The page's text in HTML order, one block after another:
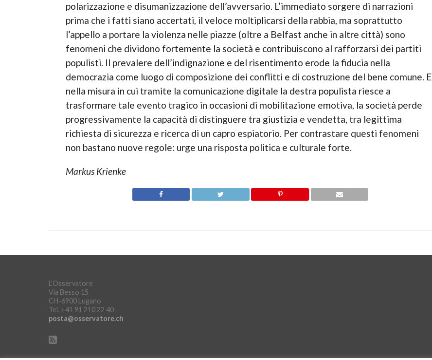
polarizzazione e disumanizzazione dell’avversario. L’immediato sorgere di narrazioni
prima che i fatti siano accertati, il veloce moltiplicarsi della rabbia, ma soprattutto
l’appello a portare la violenza nelle piazze (oltre a Belfast anche in altre città) sono
fenomeni che dividono fortemente la società e contribuiscono al rafforzarsi dei partiti
populisti. Il prevalere dell’indignazione e del risentimento erode la fiducia nella
democrazia come luogo di composizione dei conflitti e di costruzione del bene comune. E
nella misura in cui tramite la comunicazione digitale la destra populista riesce a
trasformare tale evento tragico in occasioni di mobilitazione emotiva, la società perde
progressivamente la capacità di distinguere tra giustizia e vendetta, tra legittima
richiesta di sicurezza e ricerca di un capro espiatorio. Per contrastare questi fenomeni
non bastano nuove regole: urge una risposta politica e culturale forte.
Markus Krienke
L'Osservatore
Via Besso 15
CH-6900 Lugano
Tel. +41 91 210 22 40
posta@osservatore.ch